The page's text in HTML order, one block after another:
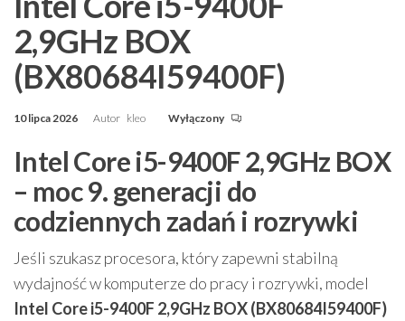
2,9GHz BOX
(BX80684I59400F)
10 lipca 2026 Autor kleo Wyłączony
Intel Core i5-9400F 2,9GHz BOX
– moc 9. generacji do
codziennych zadań i rozrywki
Jeśli szukasz procesora, który zapewni stabilną
wydajność w komputerze do pracy i rozrywki, model
Intel Core i5-9400F 2,9GHz BOX (BX80684I59400F)